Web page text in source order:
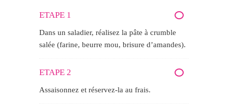
ETAPE 1
Dans un saladier, réalisez la pâte à crumble
salée (farine, beurre mou, brisure d’amandes).
ETAPE 2
Assaisonnez et réservez-la au frais.